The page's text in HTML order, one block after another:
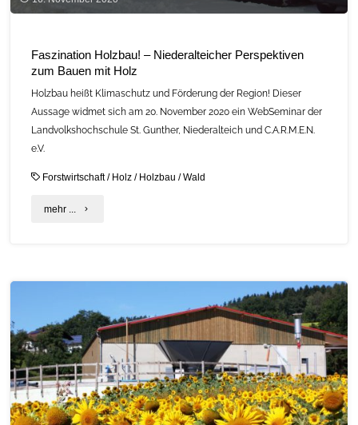
Faszination Holzbau! – Niederalteicher Perspektiven
zum Bauen mit Holz
Holzbau heißt Klimaschutz und Förderung der Region! Dieser
Aussage widmet sich am 20. November 2020 ein WebSeminar der
Landvolkshochschule St. Gunther, Niederalteich und C.A.R.M.E.N.
e.V.
Forstwirtschaft/ Holz / Holzbau /Wald
mehr ... "Faszination
Perspektiven
zum
Bauen
mit